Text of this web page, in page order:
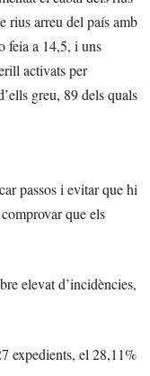
rius arreu del país amb
feia a 14,5, i uns
activats per
greu, 89 dels quals
passos i evitar que hi
que els
elevat d’incidències,
expedients, el 28,11%